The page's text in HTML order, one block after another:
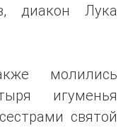
диакон Лука
молились
игуменья
святой